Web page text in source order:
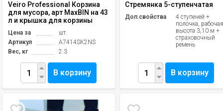
Veiro Professional Корзина
для мусора, арт MaxBIN на 43
л и крышка для корзины
Цена за
шт.
Артикул
A7414SK2NS
Вес, кг
2.3
В корзину
Стремянка 5-ступенчатая
Доп.свойства
4 ступеней +
полочка,
высота 3,10 м +
страховочный
ремень
В корзину